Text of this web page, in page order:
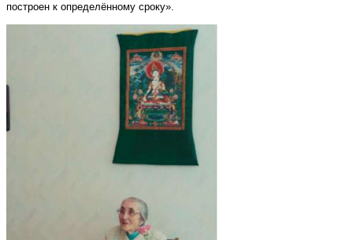
построен к определённому сроку».